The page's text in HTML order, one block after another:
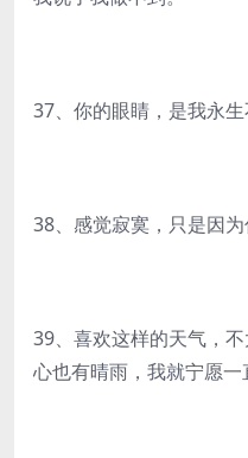
37、你的眼睛，是我永生
38、感觉寂寞，只是因为
39、喜欢这样的天气，
心也有晴雨，我就宁愿